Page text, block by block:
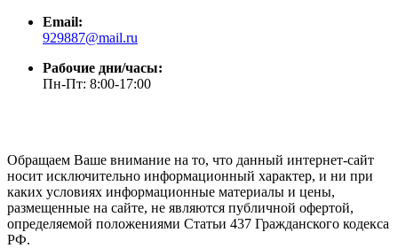
Email:
929887@mail.ru
Рабочие дни/часы:
Пн-Пт: 8:00-17:00
Обращаем Ваше внимание на то, что данный интернет-сайт
носит исключительно информационный характер, и ни при
каких условиях информационные материалы и цены,
размещенные на сайте, не являются публичной офертой,
определяемой положениями Статьи 437 Гражданского кодекса
РФ.